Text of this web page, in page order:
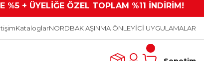
+ ÜYELİĞE ÖZEL TOPLAM %11 İNDİRİM!
KataloglarNORDBAK AŞINMA ÖNLEYİCİ UYGULAMALAR